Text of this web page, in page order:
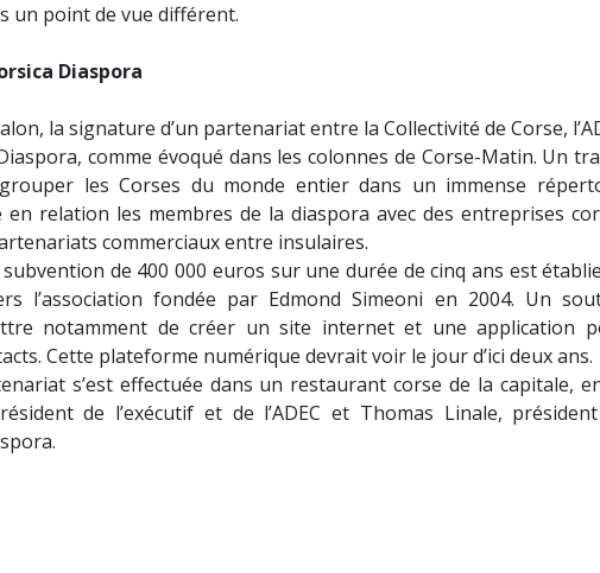
un point de vue différent.
Diaspora
la signature d’un partenariat entre la Collectivité de Corse,
comme évoqué dans les colonnes de Corse-Matin. Un
les Corses du monde entier dans un immense
relation les membres de la diaspora avec des entreprises
commerciaux entre insulaires.
de 400 000 euros sur une durée de cinq ans est
l’association fondée par Edmond Simeoni en 2004. Un
notamment de créer un site internet et une application
Cette plateforme numérique devrait voir le jour d’ici deux ans.
s’est effectuée dans un restaurant corse de la capitale,
de l’exécutif et de l’ADEC et Thomas Linale,